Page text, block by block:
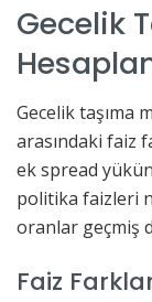
Gecelik
Gecelik taşıma
arasındaki faiz
ek spread
politika faizleri
oranlar geçmiş
Faiz